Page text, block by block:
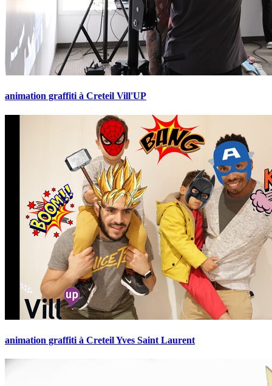
animation graffiti à Creteil Vill'UP
animation graffiti à Creteil Yves Saint Laurent